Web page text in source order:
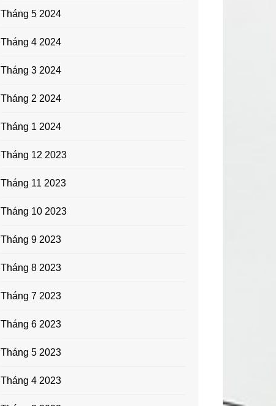
Tháng 5 2024
Tháng 4 2024
Tháng 3 2024
Tháng 2 2024
Tháng 1 2024
Tháng 12 2023
Tháng 11 2023
Tháng 10 2023
Tháng 9 2023
Tháng 8 2023
Tháng 7 2023
Tháng 6 2023
Tháng 5 2023
Tháng 4 2023